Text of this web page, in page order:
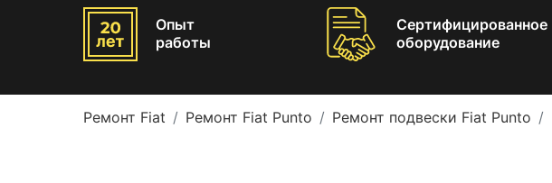
Опыт
работы
Сертифицированное
оборудование
Ремонт Fiat Ремонт Fiat Punto Ремонт подвески Fiat Punto